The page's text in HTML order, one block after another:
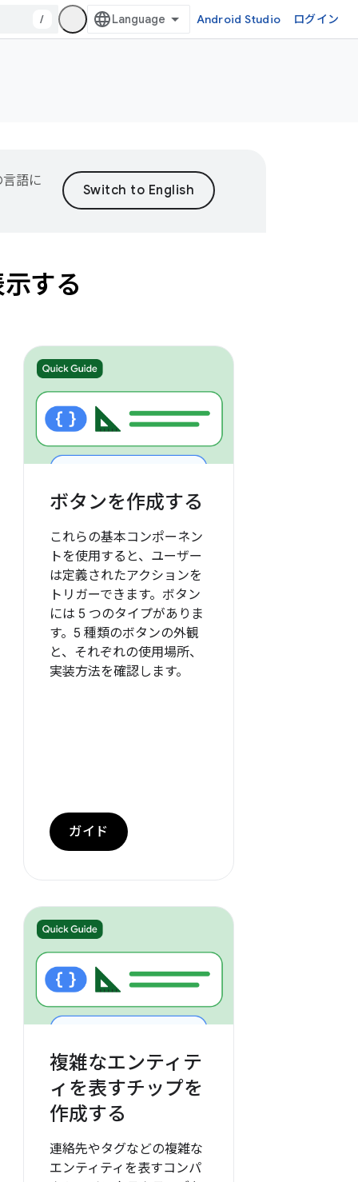
/ Android Studio ログイン
語に
する
ボタンを作成する
これらの基本コンポーネン
トを使用すると、ユーザー
は定義されたアクションを
トリガーできます。ボタン
には 5 つのタイプがありま
す。5 種類のボタンの外観
と、それぞれの使用場所、
実装方法を確認します。
ガイド
複雑なエンティテ
ィを表すチップを
作成する
連絡先やタグなどの複雑な
エンティティを表すコンパ